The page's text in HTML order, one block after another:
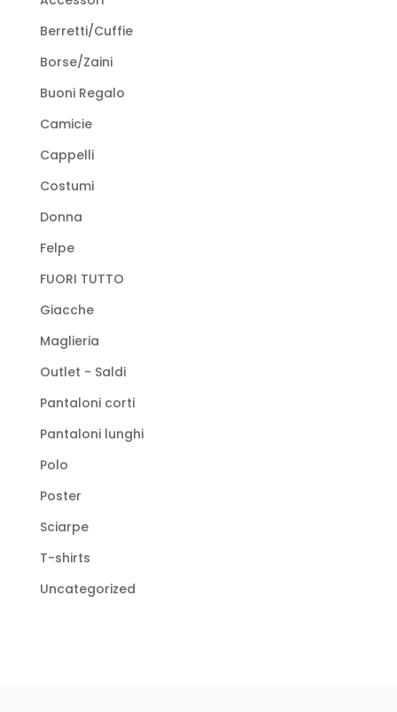
Berretti/Cuffie
Borse/Zaini
Buoni Regalo
Camicie
Cappelli
Costumi
Donna
Felpe
FUORI TUTTO
Giacche
Maglieria
Outlet - Saldi
Pantaloni corti
Pantaloni lunghi
Polo
Poster
Sciarpe
T-shirts
Uncategorized